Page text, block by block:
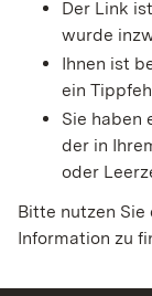
Der Link
wurde
Ihnen ist
ein
Sie haben
der in
oder
Bitte nutzen
Information zu